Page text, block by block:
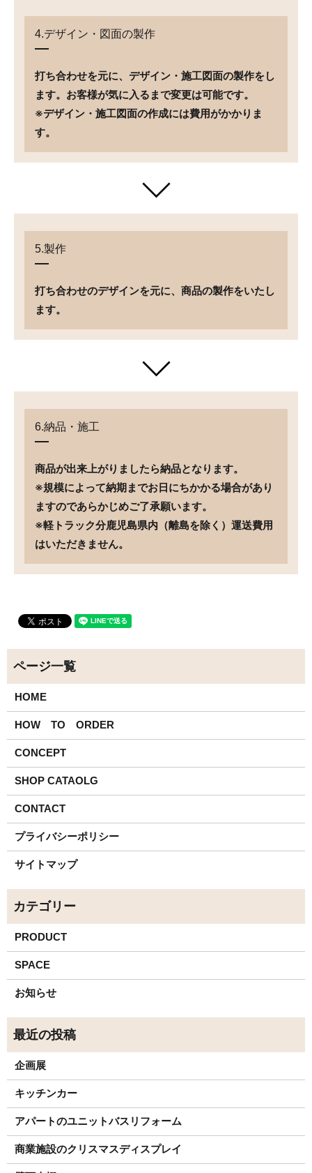
4.デザイン・図面の製作
打ち合わせを元に、デザイン・施工図面の製作をし
ます。お客様が気に入るまで変更は可能です。
※デザイン・施工図面の作成には費用がかかりま
す。
5.製作
打ち合わせのデザインを元に、商品の製作をいたし
ます。
6.納品・施工
商品が出来上がりましたら納品となります。
※規模によって納期までお日にちかかる場合があり
ますのであらかじめご了承願います。
※軽トラック分鹿児島県内（離島を除く）運送費用
はいただきません。
HOME
HOW TO ORDER
CONCEPT
SHOP CATAOLG
CONTACT
プライバシーポリシー
サイトマップ
PRODUCT
SPACE
お知らせ
企画展
キッチンカー
アパートのユニットバスリフォーム
商業施設のクリスマスディスプレイ